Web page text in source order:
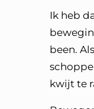
Ik heb
been.
kwijt te